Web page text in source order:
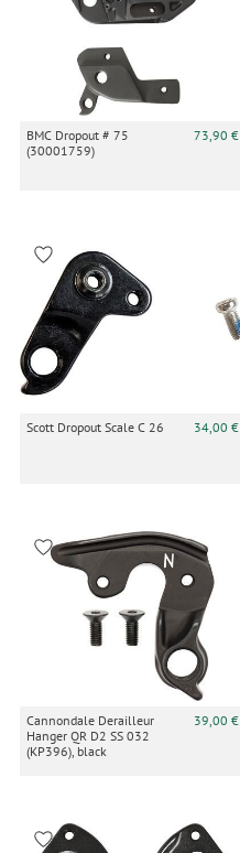
BMC Dropout # 75
(30001759)
73,90 €
Scott Dropout Scale C 26 34,00 €
Cannondale Derailleur
Hanger QR D2 SS 032
(KP396), black
39,00 €